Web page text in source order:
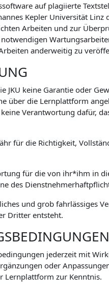
auf plagiierte
Kepler Universität
Arbeiten und zur
anderweitig zu
JKU keine Garantie oder
über die Lernplattform
Verantwortung dafür,
für die Richtigkeit,
für die von ihr*ihm in
des
und grob fahrlässiges
Dritter entsteht.
jederzeit mit
oder
Lernplattform zur Kenntnis.